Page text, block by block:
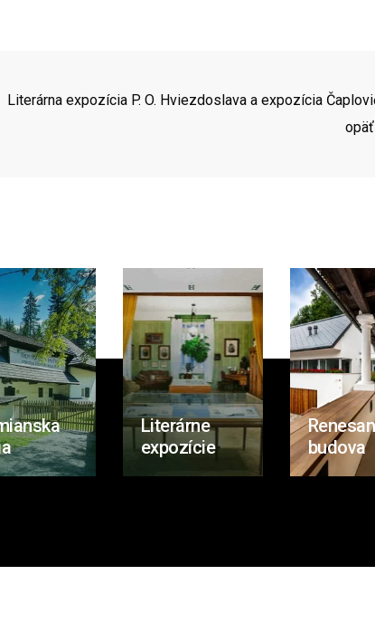
Literárna expozícia P. O. Hviezdoslava a expozícia
Literárne
expozície
budova